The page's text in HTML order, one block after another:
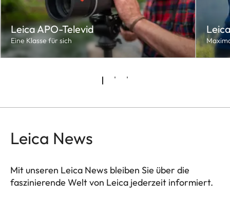
Leica APO-Televid
Eine Klasse für sich
Leica News
Mit unseren Leica News bleiben Sie über die
faszinierende Welt von Leica jederzeit informiert.